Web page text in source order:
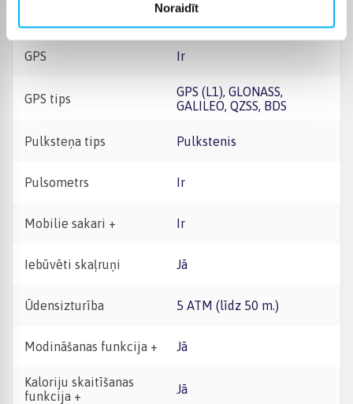
Noraidīt
Baterijas darbības laiks Līdz 1. dienai
GPS Ir
GPS tips
GPS (L1), GLONASS,
GALILEO, QZSS, BDS
Pulksteņa tips Pulkstenis
Pulsometrs Ir
Mobilie sakari + Ir
Iebūvēti skaļruņi Jā
Ūdensizturība 5 ATM (līdz 50 m.)
Modināšanas funkcija + Jā
Kaloriju skaitīšanas
funkcija +
Jā